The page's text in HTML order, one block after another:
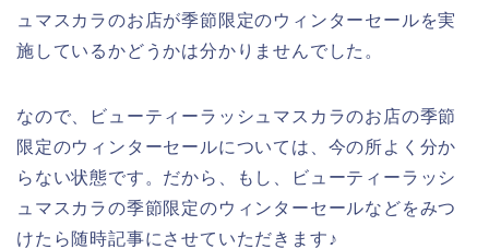
ュマスカラのお店が季節限定のウィンターセールを実
施しているかどうかは分かりませんでした。
なので、ビューティーラッシュマスカラのお店の季節
限定のウィンターセールについては、今の所よく分か
らない状態です。だから、もし、ビューティーラッシ
ュマスカラの季節限定のウィンターセールなどをみつ
けたら随時記事にさせていただきます♪